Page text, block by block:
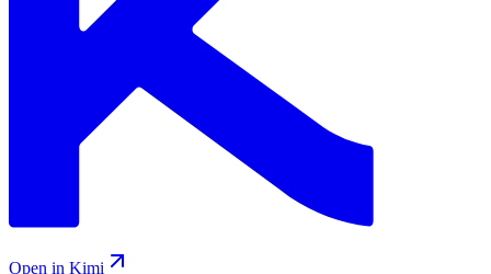
Open in Kimi